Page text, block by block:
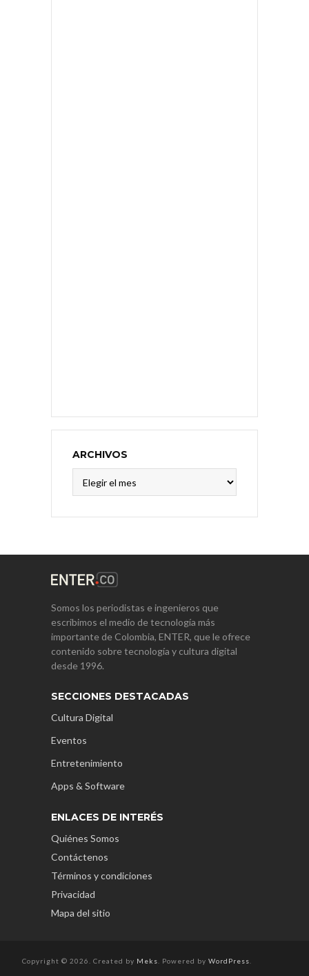
ARCHIVOS
Somos los periodistas e ingenieros que
escribimos el medio de tecnología más
importante de Colombia, ENTER, que le ofrece
contenido sobre tecnología y cultura digital
desde 1996.
SECCIONES DESTACADAS
Cultura Digital
Eventos
Entretenimiento
Apps & Software
ENLACES DE INTERÉS
Quiénes Somos
Contáctenos
Términos y condiciones
Privacidad
Mapa del sitio
Copyright © 2026. Created by Meks . Powered by WordPress